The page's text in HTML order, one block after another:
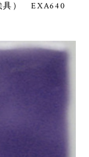
具） EXA640